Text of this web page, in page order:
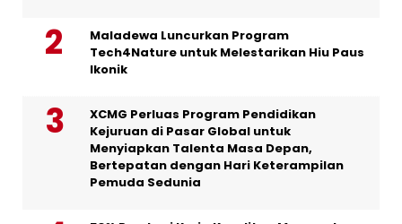
Maladewa Luncurkan Program
Tech4Nature untuk Melestarikan Hiu Paus
Ikonik
XCMG Perluas Program Pendidikan
Kejuruan di Pasar Global untuk
Menyiapkan Talenta Masa Depan,
Bertepatan dengan Hari Keterampilan
Pemuda Sedunia